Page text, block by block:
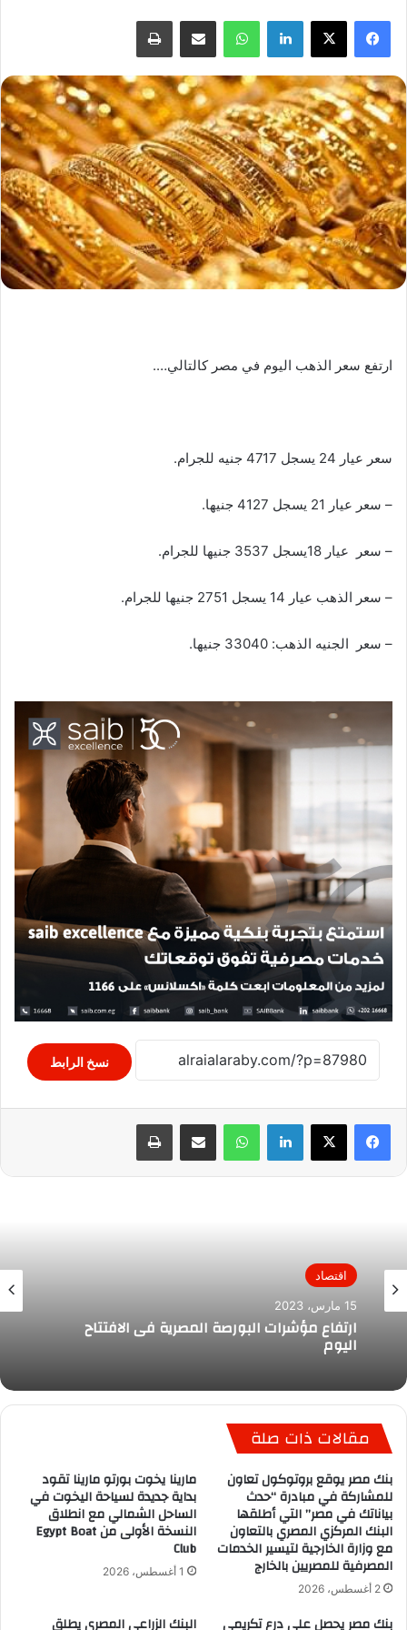
فيسبوك X لينكدإن واتساب مشاركة عبر البريد طباعة
ارتفع سعر الذهب اليوم في مصر كالتالي….
سعر عيار 24 يسجل 4717 جنيه للجرام.
– سعر عيار 21 يسجل 4127 جنيها.
– سعر عيار 18يسجل 3537 جنيها للجرام.
– سعر الذهب عيار 14 يسجل 2751 جنيها للجرام.
– سعر الجنيه الذهب: 33040 جنيها.
نسخ الرابط
لينكدإن واتساب مشاركة عبر البريد طباعة
اقتصاد
15 مارس، 2023
ارتفاع مؤشرات البورصة المصرية فى الافتتاح
اليوم
مقالات ذات صلة
بنك مصر يوقع بروتوكول تعاون
للمشاركة في مبادرة “حدث
بياناتك في مصر” التي أطلقها
البنك المركزي المصري بالتعاون
مع وزارة الخارجية لتيسير الخدمات
المصرفية للمصريين بالخارج
2 أغسطس، 2026
مارينا يخوت بورتو مارينا تقود
بداية جديدة لسياحة اليخوت في
الساحل الشمالي مع انطلاق
النسخة الأولى من Egypt Boat
Club
1 أغسطس، 2026
بنك مصر يحصل على درع تكريمي البنك الزراعي المصري يطلق